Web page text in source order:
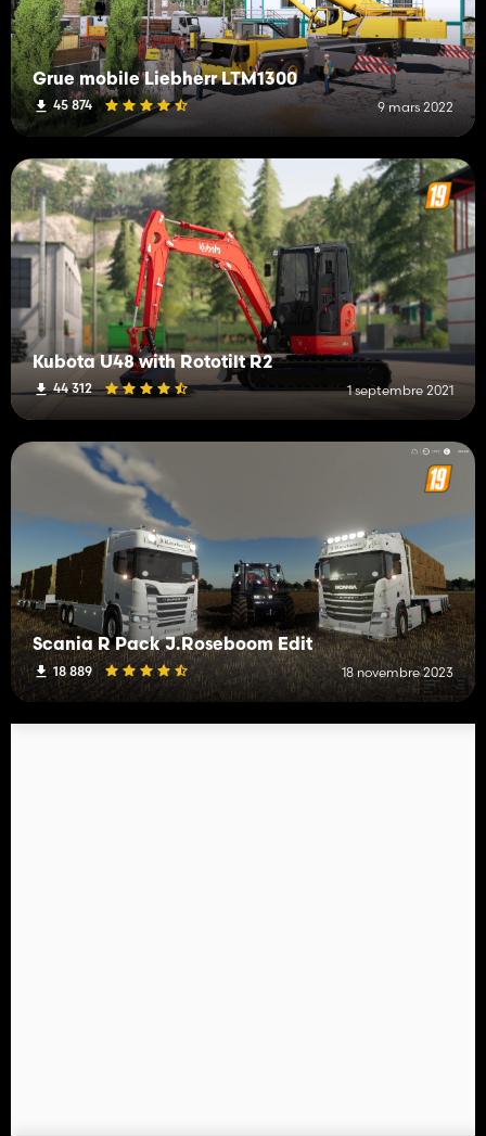
Grue mobile Liebherr LTM1300
45 874 9 mars 2022
Kubota U48 with Rototilt R2
44 312 1 septembre 2021
Scania R Pack J.Roseboom Edit
18 889 18 novembre 2023